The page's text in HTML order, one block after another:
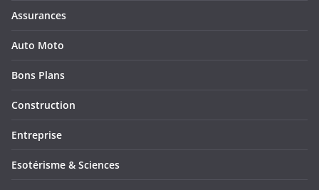
Assurances
Auto Moto
Bons Plans
Construction
Entreprise
Esotérisme & Sciences